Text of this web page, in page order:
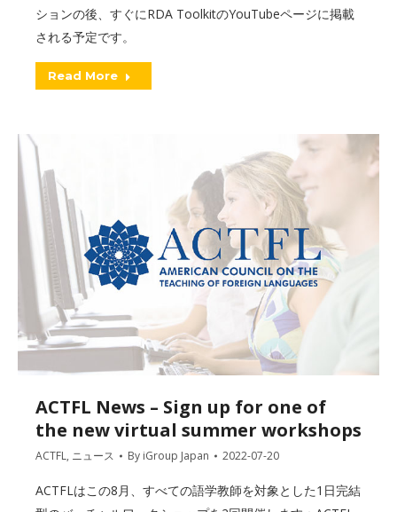
ションの後、すぐにRDA ToolkitのYouTubeページに掲載
される予定です。
Read More
ACTFL News – Sign up for one of
the new virtual summer workshops
ACTFL, ニュース By iGroup Japan 2022-07-20
ACTFLはこの8月、すべての語学教師を対象とした1日完結